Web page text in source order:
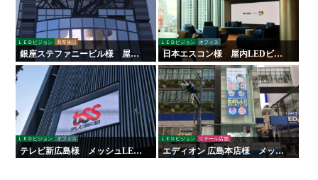
ＬＥＤビジョン 商業施設
銀座ステファニービル様 屋外
ＬＥＤビジョン
ＬＥＤビジョン オフィス
日本エスコン様 屋内LEDビジ
ョン
ＬＥＤビジョン オフィス
テレビ新広島様 メッシュLED
ビジョン
ＬＥＤビジョン リテール店舗
エディオン 広島本店様 メッシ
ュLEDビジョン